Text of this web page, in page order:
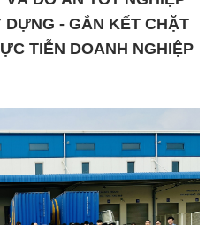
- GẮN KẾT CHẶT
TIỄN DOANH NGHIỆP